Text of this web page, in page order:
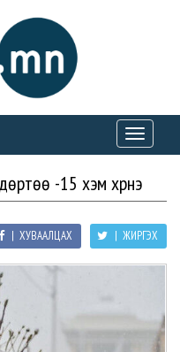
Toggle
-15 хэм хүрнэ
| ЖИРГЭХ
| ХУВААЛЦАХ